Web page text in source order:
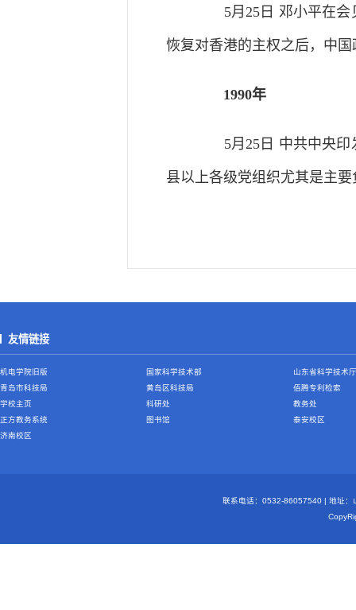
5月25日 邓小平在会
恢复对香港的主权之后，中
1990年
5月25日 中共中央印
县以上各级党组织尤其是主
友情链接
机电学院旧版 国家科学技术部
山东省科学技术厅
青岛市科技局
黄岛区科技局
佰腾专利检索
学校主页
科研处
教务处
正方教务系统
图书馆
泰安校区
济南校区
联系电话：0532-86057540 | 地址：